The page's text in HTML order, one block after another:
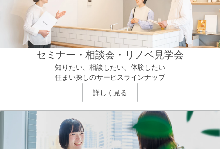
セミナー・相談会・リノベ見学会
知りたい、相談したい、体験したい
住まい探しのサービスラインナップ
詳しく見る